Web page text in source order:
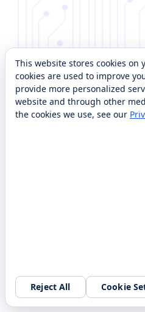
This website stores cookies on
cookies are used to improve
provide more personalized
website and through other
the cookies we use, see our
Reject All Cookie